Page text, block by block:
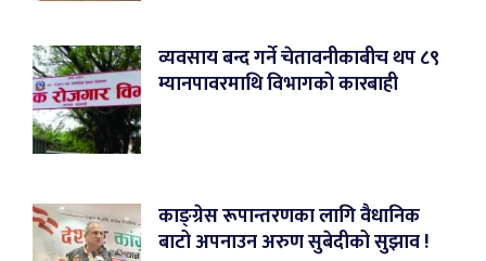
व्यवसाय बन्द गर्ने चेतावनीकाबीच थप ८९
म्यानपावरमाथि विभागको कारबाही
काङ्ग्रेस रूपान्तरणका लागि वैधानिक
बाटो अपनाउन अरुण सुबेदीको सुझाव !